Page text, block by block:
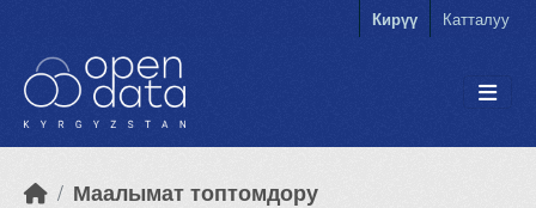
Кирүү Катталуу
Маалымат топтомдору